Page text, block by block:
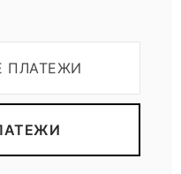
ПЛАТЕЖИ